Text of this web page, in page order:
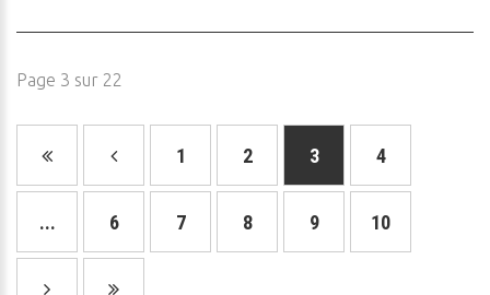
Page 3 sur 22
1 2 3 4
... 6 7 8 9 10